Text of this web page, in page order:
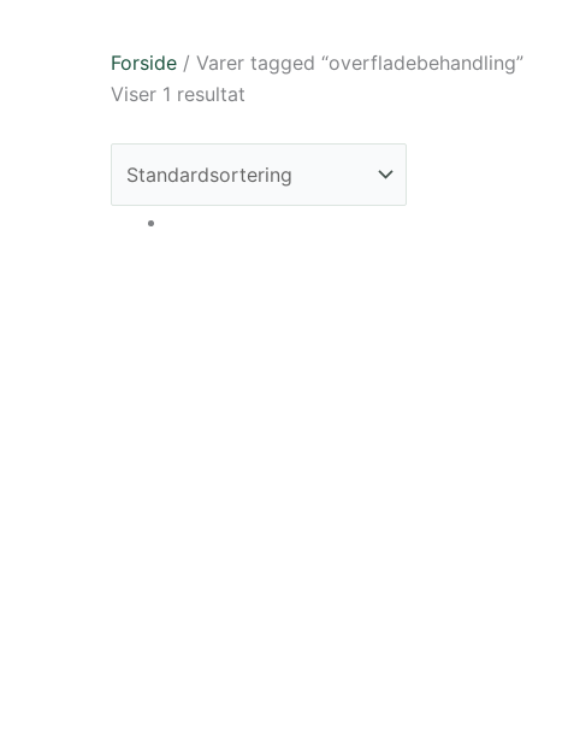
Forside / Varer tagged “overfladebehandling”
Viser 1 resultat